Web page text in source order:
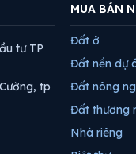
tư TP
tp
MUA BÁN
Đất ở
Đất nền dự
Đất nông
Đất thương
Nhà riêng